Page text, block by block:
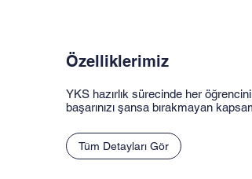
Özelliklerimiz
YKS hazırlık sürecinde her
başarınızı şansa bırakmayan
Tüm Detayları Gör